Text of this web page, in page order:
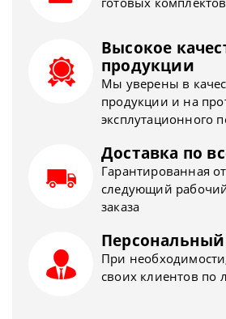
Высокое
продукции
Мы уверены в
продукции и на
эксплутационного
Доставка по
Гарантированная
следующий
заказа
При
своих клиентов по